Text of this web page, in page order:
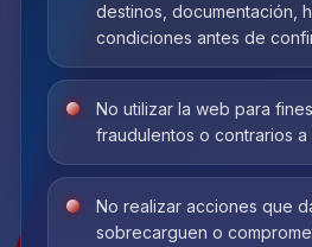
destinos, documentación,
condiciones antes de
No utilizar la web para fines
fraudulentos o contrarios a
No realizar acciones que
sobrecarguen o